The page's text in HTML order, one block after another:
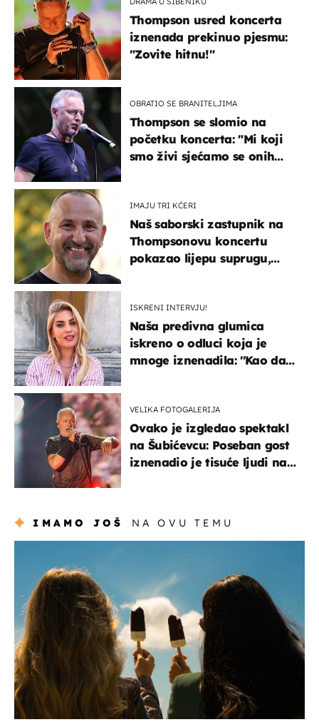
Thompson usred koncerta
iznenada prekinuo pjesmu:
"Zovite hitnu!"
OBRATIO SE BRANITELJIMA
Thompson se slomio na
početku koncerta: "Mi koji
smo živi sjećamo se onih
IMAJU TRI KĆERI
Naš saborski zastupnik na
Thompsonovu koncertu
pokazao lijepu suprugu,
ISKRENI INTERVJU!
Naša predivna glumica
iskreno o odluci koja je
mnoge iznenadila: ''Kao da
VELIKA FOTOGALERIJA
Ovako je izgledao spektakl
na Šubićevcu: Poseban gost
iznenadio je tisuće ljudi na
IMAMO JOŠ NA OVU TEMU